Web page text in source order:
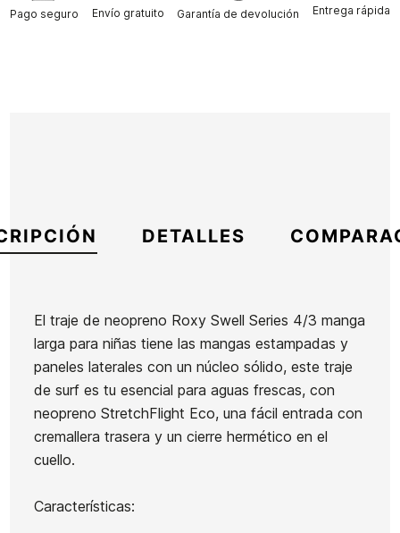
Pago seguro Envío gratuito Garantía de devolución Entrega rápida
DETALLES
El traje de neopreno Roxy Swell Series 4/3 manga
larga para niñas tiene las mangas estampadas y
paneles laterales con un núcleo sólido, este traje
de surf es tu esencial para aguas frescas, con
neopreno StretchFlight Eco, una fácil entrada con
cremallera trasera y un cierre hermético en el
cuello.
Características:
Marca Roxy
ReferenciaRX-TRTIN51009
En stock 1 Artículo
Ean13
Neopreno
Quiksilver
4/3 Swell